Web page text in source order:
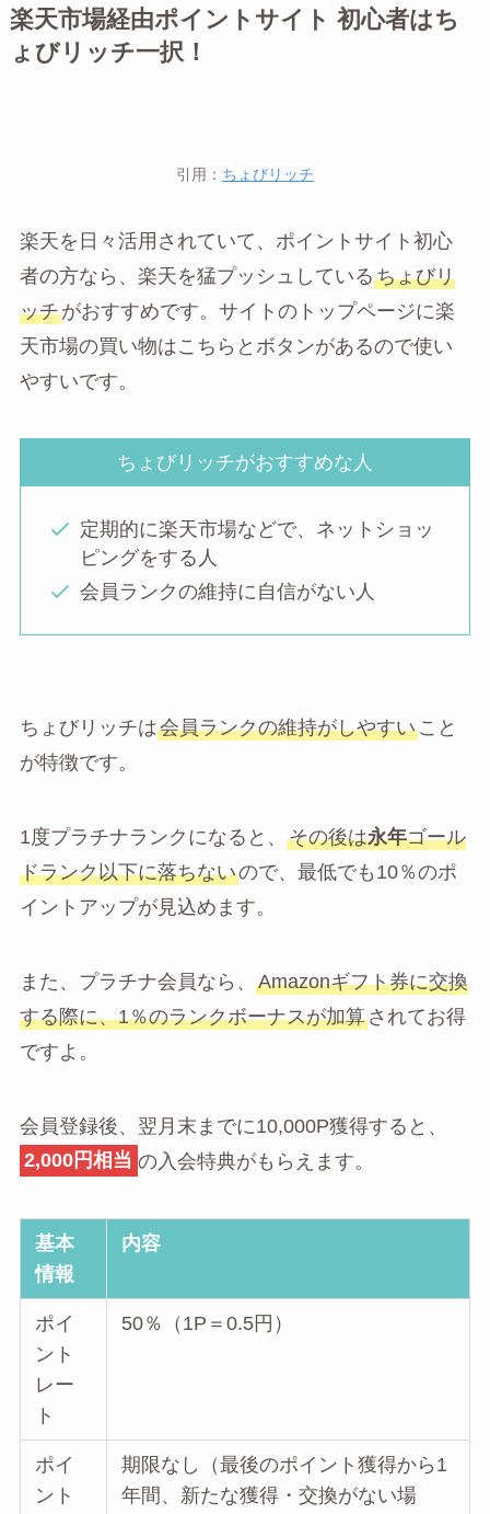
楽天市場経由ポイントサイト 初心者はち
ょびリッチ一択！
引用： ちょびリッチ
楽天を日々活用されていて、ポイントサイト初心
者の方なら、楽天を猛プッシュしているちょびリ
ッチがおすすめです。サイトのトップページに楽
天市場の買い物はこちらとボタンがあるので使い
やすいです。
ちょびリッチがおすすめな人
定期的に楽天市場などで、ネットショッ
ピングをする人
会員ランクの維持に自信がない人
ちょびリッチは会員ランクの維持がしやすいこと
が特徴です。
1度プラチナランクになると、 その後は永年ゴール
ドランク以下に落ちないので、最低でも10％のポ
イントアップが見込めます。
また、プラチナ会員なら、 Amazonギフト券に交換
する際に、1％のランクボーナスが加算されてお得
ですよ。
会員登録後、翌月末までに10,000P獲得すると、
2,000円相当 の入会特典がもらえます。
基本
情報
内容
ポイ
ント
レー
ト
50％（1P＝0.5円）
ポイ
ント
期限なし（最後のポイント獲得から1
年間、新たな獲得・交換がない場